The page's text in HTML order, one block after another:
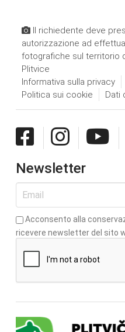
Il richiedente deve
autorizzazione ad
fotografiche sul territorio
Plitvice
Informativa sulla privacy
Politica sui cookie
Dati
Newsletter
Acconsento alla
ricevere newsletter del sito